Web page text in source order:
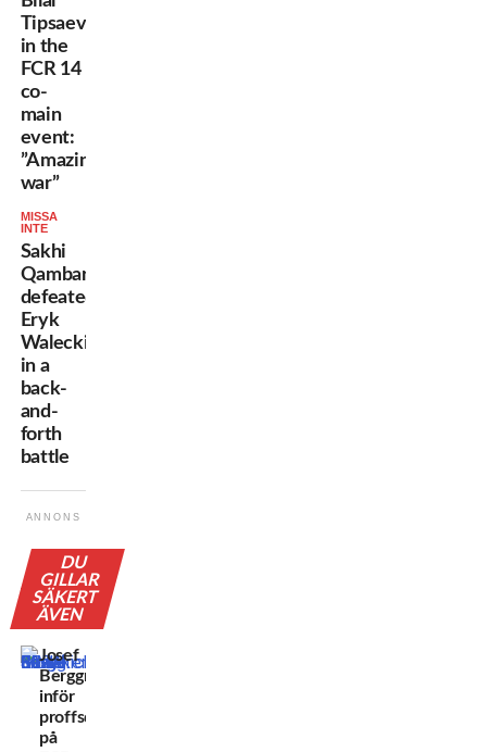
Tipsaev
in the
FCR 14
co-
main
event:
”Amazing
war”
MISSA
INTE
Sakhi
Qambari
defeated
Eryk
Walecki
in a
back-
and-
forth
battle
ANNONS
DU
GILLAR
SÄKERT
ÄVEN
Josef
Berggren
inför
proffsdebuten
på